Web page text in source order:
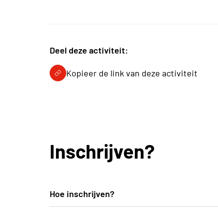
Deel deze activiteit:
Kopieer de link van deze activiteit
Inschrijven?
Hoe inschrijven?